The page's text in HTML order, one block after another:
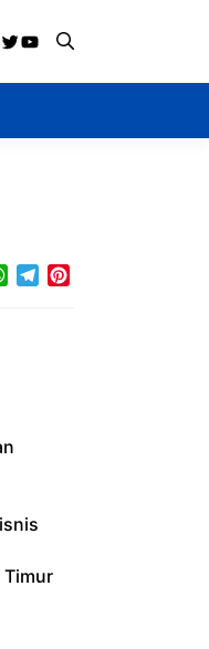
Twitter
YouTube
WhatsApp
Telegram
Timur